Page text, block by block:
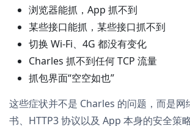
浏览器能抓，App 抓不到
某些接口能抓，某些接口抓不到
切换 Wi-Fi、4G 都没有变化
Charles 抓不到任何 TCP 流量
抓包界面“空空如也”
这些症状并不是 Charles 的问题，而是网
书、HTTP3 协议以及 App 本身的安全策